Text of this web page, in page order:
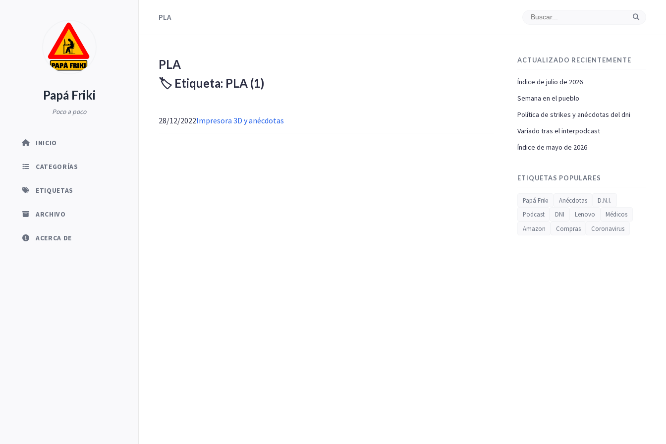
Papá Friki
Poco a poco
INICIO
CATEGORÍAS
ETIQUETAS
ARCHIVO
ACERCA DE
PLA
PLA
🏷️ Etiqueta: PLA (1)
28/12/2022Impresora 3D y anécdotas
ACTUALIZADO RECIENTEMENTE
Índice de julio de 2026
Semana en el pueblo
Política de strikes y anécdotas del dni
Variado tras el interpodcast
Índice de mayo de 2026
ETIQUETAS POPULARES
Papá Friki Anécdotas
D.N.I.
Podcast
DNI Lenovo
Médicos
Amazon
Compras Coronavirus